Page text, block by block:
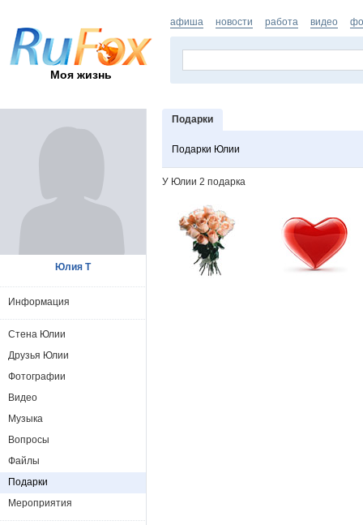
Моя жизнь
афиша новости работа видео
Подарки
Подарки Юлии
У Юлии 2 подарка
Юлия Т
Информация
Стена Юлии
Друзья Юлии
Фотографии
Видео
Музыка
Вопросы
Файлы
Подарки
Мероприятия